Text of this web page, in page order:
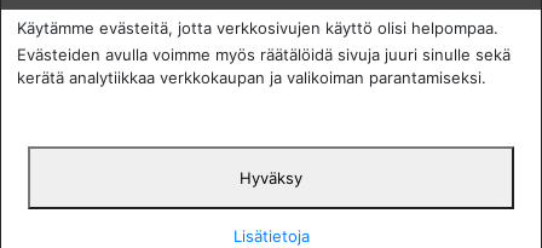
Protecomp
Copyright 2024. All rights
English
Käytämme evästeitä, jotta verkkosivujen käyttö olisi helpompaa.
Evästeiden avulla voimme myös räätälöidä sivuja juuri sinulle sekä
kerätä analytiikkaa verkkokaupan ja valikoiman parantamiseksi.
Hyväksy
Lisätietoja